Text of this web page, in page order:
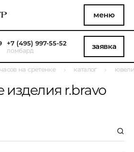
меню
+7 (495) 997-55-52
ломбард заявка
на сретенке каталог
r.bravo